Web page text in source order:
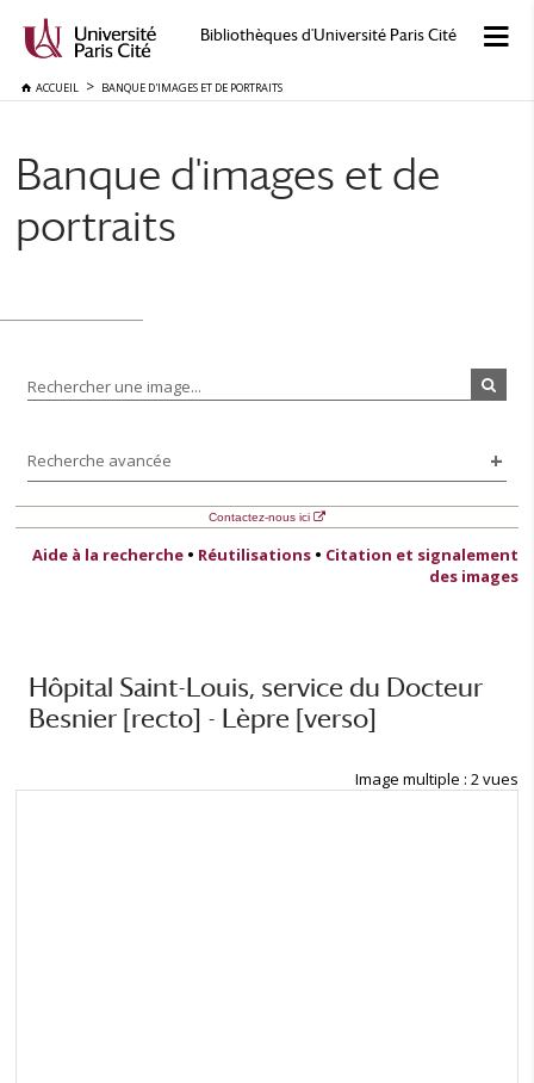
Bibliothèques d'Université Paris Cité
ACCUEIL BANQUE D'IMAGES ET DE PORTRAITS
Banque d'images et de
portraits
Rechercher une image...
Recherche avancée
Contactez-nous ici
Aide à la recherche • Réutilisations • Citation et signalement
des images
Hôpital Saint-Louis, service du Docteur
Besnier [recto] - Lèpre [verso]
Image multiple : 2 vues